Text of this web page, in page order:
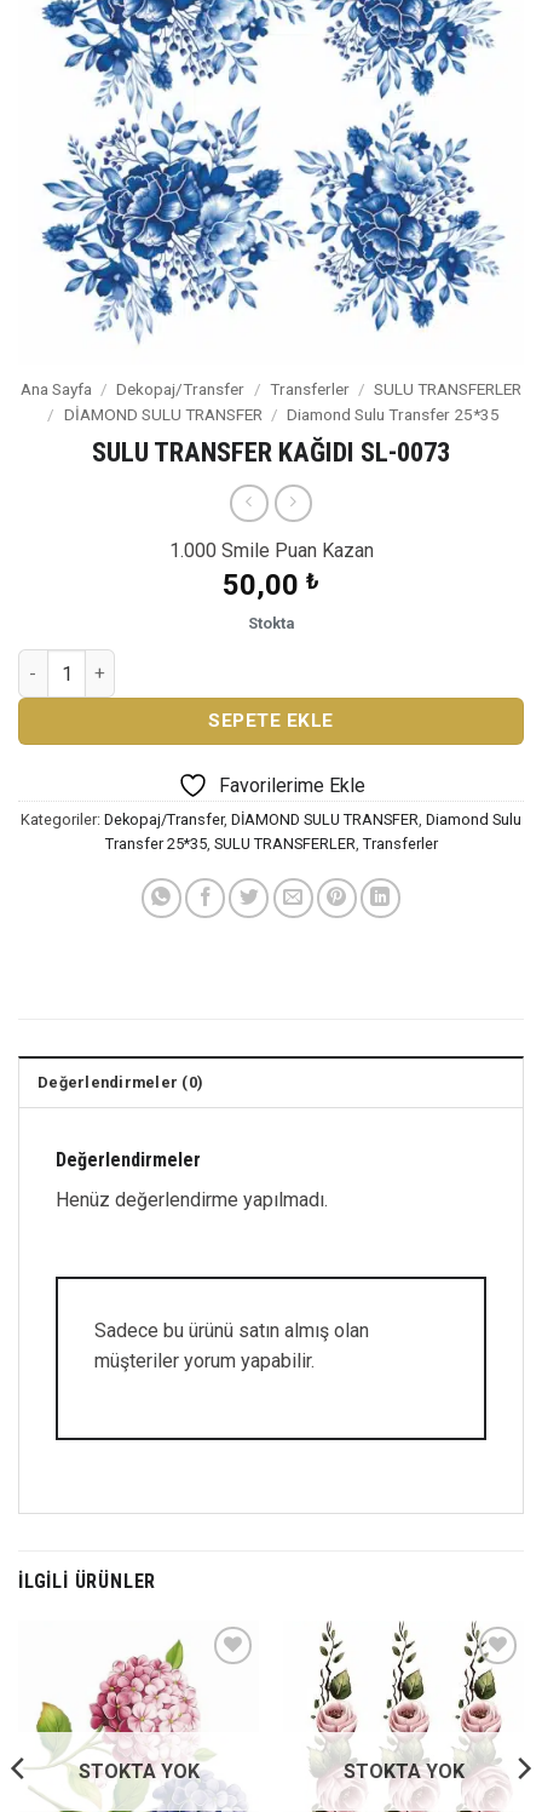
Ana Sayfa / Dekopaj/Transfer / Transferler / SULU TRANSFERLER
/ DİAMOND SULU TRANSFER / Diamond Sulu Transfer 25*35
SULU TRANSFER KAĞIDI SL-0073
1.000 Smile Puan Kazan
50,00 ₺
Stokta
SULU TRANSFER KAĞIDI SL-0073 adet
SEPETE EKLE
Favorilerime Ekle
Kategoriler: Dekopaj/Transfer, DİAMOND SULU TRANSFER, Diamond Sulu
Transfer 25*35, SULU TRANSFERLER, Transferler
Değerlendirmeler (0)
Değerlendirmeler
Henüz değerlendirme yapılmadı.
Sadece bu ürünü satın almış olan
müşteriler yorum yapabilir.
İLGILI ÜRÜNLER
Favorilerime
Ekle
STOKTA YOK
Favorilerime
Ekle
STOKTA YOK